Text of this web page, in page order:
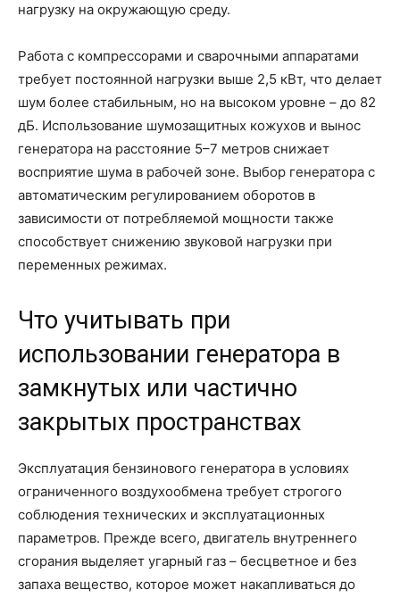
нагрузку на окружающую среду.
Работа с компрессорами и сварочными аппаратами
требует постоянной нагрузки выше 2,5 кВт, что делает
шум более стабильным, но на высоком уровне – до 82
дБ. Использование шумозащитных кожухов и вынос
генератора на расстояние 5–7 метров снижает
восприятие шума в рабочей зоне. Выбор генератора с
автоматическим регулированием оборотов в
зависимости от потребляемой мощности также
способствует снижению звуковой нагрузки при
переменных режимах.
Что учитывать при
использовании генератора в
замкнутых или частично
закрытых пространствах
Эксплуатация бензинового генератора в условиях
ограниченного воздухообмена требует строгого
соблюдения технических и эксплуатационных
параметров. Прежде всего, двигатель внутреннего
сгорания выделяет угарный газ – бесцветное и без
запаха вещество, которое может накапливаться до